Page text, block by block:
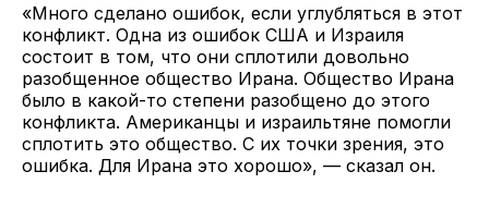
«Много сделано ошибок, если углубляться в этот
конфликт. Одна из ошибок США и Израиля
состоит в том, что они сплотили довольно
разобщенное общество Ирана. Общество Ирана
было в какой-то степени разобщено до этого
конфликта. Американцы и израильтяне помогли
сплотить это общество. С их точки зрения, это
ошибка. Для Ирана это хорошо», — сказал он.